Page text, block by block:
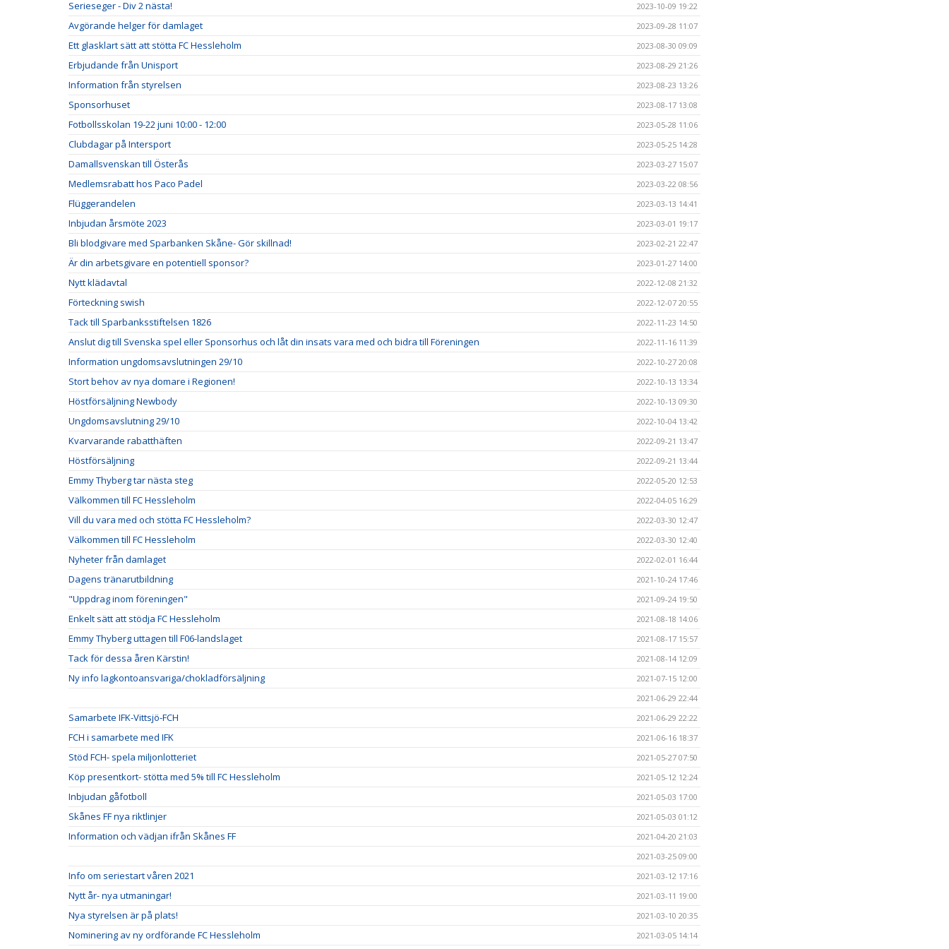
Serieseger - Div 2 nästa! 2023-10-09 19:22
Avgörande helger för damlaget 2023-09-28 11:07
Ett glasklart sätt att stötta FC Hessleholm 2023-08-30 09:09
Erbjudande från Unisport 2023-08-29 21:26
Information från styrelsen 2023-08-23 13:26
Sponsorhuset 2023-08-17 13:08
Fotbollsskolan 19-22 juni 10:00 - 12:00 2023-05-28 11:06
Clubdagar på Intersport 2023-05-25 14:28
Damallsvenskan till Österås 2023-03-27 15:07
Medlemsrabatt hos Paco Padel 2023-03-22 08:56
Flüggerandelen 2023-03-13 14:41
Inbjudan årsmöte 2023 2023-03-01 19:17
Bli blodgivare med Sparbanken Skåne- Gör skillnad! 2023-02-21 22:47
Är din arbetsgivare en potentiell sponsor? 2023-01-27 14:00
Nytt klädavtal 2022-12-08 21:32
Förteckning swish 2022-12-07 20:55
Tack till Sparbanksstiftelsen 1826 2022-11-23 14:50
Anslut dig till Svenska spel eller Sponsorhus och låt din insats vara med och bidra till Föreningen 2022-11-16 11:39
Information ungdomsavslutningen 29/10 2022-10-27 20:08
Stort behov av nya domare i Regionen! 2022-10-13 13:34
Höstförsäljning Newbody 2022-10-13 09:30
Ungdomsavslutning 29/10 2022-10-04 13:42
Kvarvarande rabatthäften 2022-09-21 13:47
Höstförsäljning 2022-09-21 13:44
Emmy Thyberg tar nästa steg 2022-05-20 12:53
Välkommen till FC Hessleholm 2022-04-05 16:29
Vill du vara med och stötta FC Hessleholm? 2022-03-30 12:47
Välkommen till FC Hessleholm 2022-03-30 12:40
Nyheter från damlaget 2022-02-01 16:44
Dagens tränarutbildning 2021-10-24 17:46
"Uppdrag inom föreningen" 2021-09-24 19:50
Enkelt sätt att stödja FC Hessleholm 2021-08-18 14:06
Emmy Thyberg uttagen till F06-landslaget 2021-08-17 15:57
Tack för dessa åren Kärstin! 2021-08-14 12:09
Ny info lagkontoansvariga/chokladförsäljning
2021-07-15 12:00
2021-06-29 22:44
Samarbete IFK-Vittsjö-FCH 2021-06-29 22:22
FCH i samarbete med IFK 2021-06-16 18:37
Stöd FCH- spela miljonlotteriet 2021-05-27 07:50
Köp presentkort- stötta med 5% till FC Hessleholm 2021-05-12 12:24
Inbjudan gåfotboll 2021-05-03 17:00
Skånes FF nya riktlinjer 2021-05-03 01:12
Information och vädjan ifrån Skånes FF
2021-04-20 21:03
2021-03-25 09:00
Info om seriestart våren 2021 2021-03-12 17:16
Nytt år- nya utmaningar! 2021-03-11 19:00
Nya styrelsen är på plats! 2021-03-10 20:35
Nominering av ny ordförande FC Hessleholm 2021-03-05 14:14